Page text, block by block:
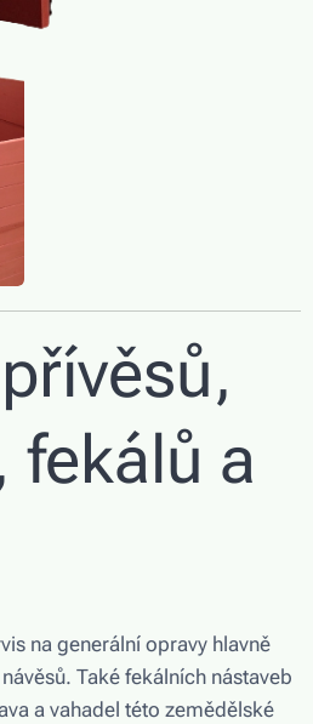
fekálů a
na generální opravy hlavně
Také fekálních nástaveb
a vahadel této zemědělské